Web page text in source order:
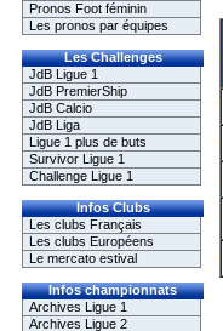
Pronos Foot féminin
Les pronos par équipes
Les Challenges
JdB Ligue 1
JdB PremierShip
JdB Calcio
JdB Liga
Ligue 1 plus de buts
Survivor Ligue 1
Challenge Ligue 1
Infos Clubs
Les clubs Français
Les clubs Européens
Le mercato estival
Infos championnats
Archives Ligue 1
Archives Ligue 2